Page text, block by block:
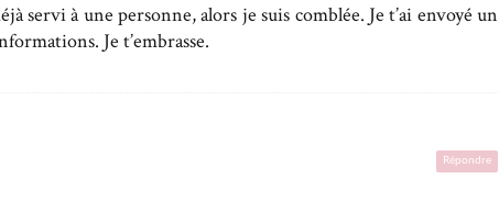
servi à une personne, alors je suis comblée. Je t’ai envoyé un
Je t’embrasse.
Répondre